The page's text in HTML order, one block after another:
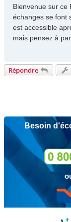
s
s
g
e
Bienvenue sur ce
échanges se font
est accessible
mais pensez à
Répondre
Besoin